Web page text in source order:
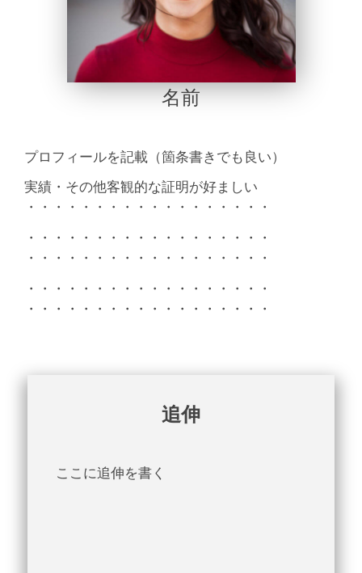
名前
プロフィールを記載（箇条書きでも良い）
実績・その他客観的な証明が好ましい
・・・・・・・・・・・・・・・・・・
・・・・・・・・・・・・・・・・・・
・・・・・・・・・・・・・・・・・・
・・・・・・・・・・・・・・・・・・
・・・・・・・・・・・・・・・・・・
追伸
ここに追伸を書く